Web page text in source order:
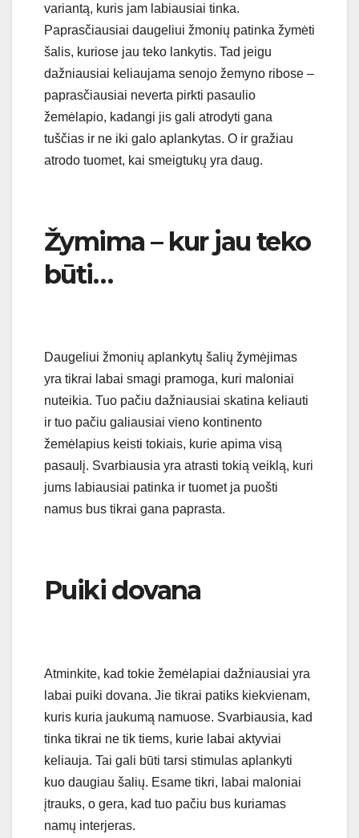
variantą, kuris jam labiausiai tinka.
Paprasčiausiai daugeliui žmonių patinka žymėti
šalis, kuriose jau teko lankytis. Tad jeigu
dažniausiai keliaujama senojo žemyno ribose –
paprasčiausiai neverta pirkti pasaulio
žemėlapio, kadangi jis gali atrodyti gana
tuščias ir ne iki galo aplankytas. O ir gražiau
atrodo tuomet, kai smeigtukų yra daug.
Žymima – kur jau teko
būti…
Daugeliui žmonių aplankytų šalių žymėjimas
yra tikrai labai smagi pramoga, kuri maloniai
nuteikia. Tuo pačiu dažniausiai skatina keliauti
ir tuo pačiu galiausiai vieno kontinento
žemėlapius keisti tokiais, kurie apima visą
pasaulį. Svarbiausia yra atrasti tokią veiklą, kuri
jums labiausiai patinka ir tuomet ja puošti
namus bus tikrai gana paprasta.
Puiki dovana
Atminkite, kad tokie žemėlapiai dažniausiai yra
labai puiki dovana. Jie tikrai patiks kiekvienam,
kuris kuria jaukumą namuose. Svarbiausia, kad
tinka tikrai ne tik tiems, kurie labai aktyviai
keliauja. Tai gali būti tarsi stimulas aplankyti
kuo daugiau šalių. Esame tikri, labai maloniai
įtrauks, o gera, kad tuo pačiu bus kuriamas
namų interjeras.